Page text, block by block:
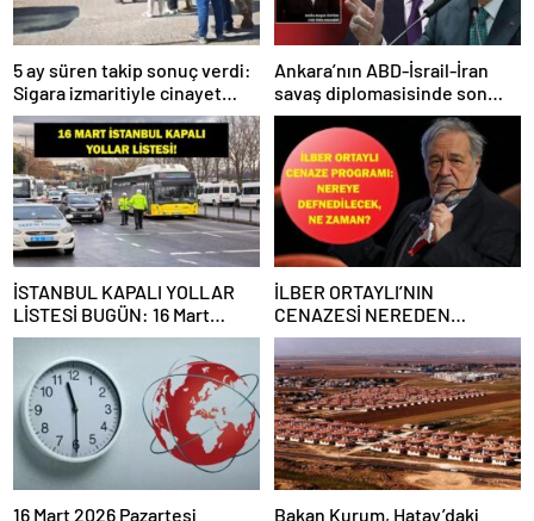
5 ay süren takip sonuç verdi:
Sigara izmaritiyle cinayet
aydınlandı – Günün Haberleri
CNN Türk
Ankara’nın ABD-İsrail-İran
savaş diplomasisinde son
durum – Son Dakika Haberleri
Bugün | Video
İSTANBUL KAPALI YOLLAR
LİSTESİ BUGÜN: 16 Mart
İstanbul’da Hangi Yollar
Kapalı, Ne Zaman Açılacak?
İlber Ortaylı’nın Cenazesi İçin
Bazı Yollar Kapatılacak
İLBER ORTAYLI’NIN
CENAZESİ NEREDEN
KALKACAK? Cenaze Nereye
Defnedilecek? Prof. Dr. İlber
Ortaylı Cenaze Programı…
16 Mart 2026 Pazartesi
Bakan Kurum, Hatay’daki